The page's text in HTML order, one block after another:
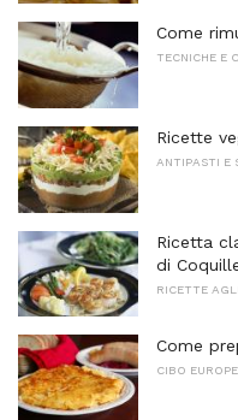
Come
TECNICHE E
Ricette
ANTIPASTI E
Ricetta
di
RICETTE
Come
CIBO